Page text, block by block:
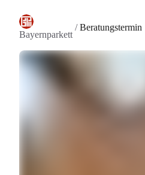
Bayernparkett
/Beratungstermin